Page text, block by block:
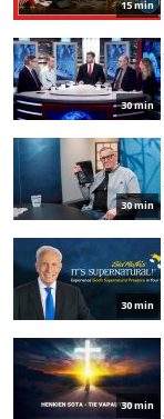
15 min
30 min
30 min
30 min
30 min